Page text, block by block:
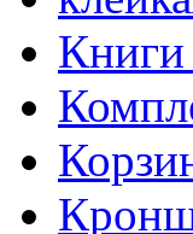
Книги